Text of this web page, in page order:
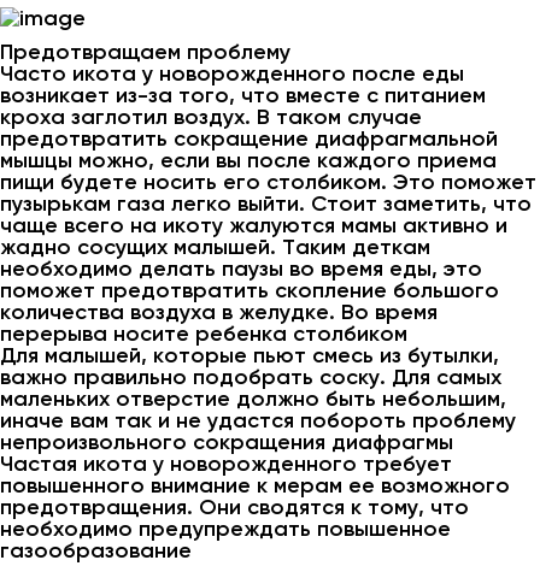
Предотвращаем проблему
Часто икота у новорожденного после еды
возникает из-за того, что вместе с питанием
кроха заглотил воздух. В таком случае
предотвратить сокращение диафрагмальной
мышцы можно, если вы после каждого приема
пищи будете носить его столбиком. Это поможет
пузырькам газа легко выйти. Стоит заметить, что
чаще всего на икоту жалуются мамы активно и
жадно сосущих малышей. Таким деткам
необходимо делать паузы во время еды, это
поможет предотвратить скопление большого
количества воздуха в желудке. Во время
перерыва носите ребенка столбиком
Для малышей, которые пьют смесь из бутылки,
важно правильно подобрать соску. Для самых
маленьких отверстие должно быть небольшим,
иначе вам так и не удастся побороть проблему
непроизвольного сокращения диафрагмы
Частая икота у новорожденного требует
повышенного внимание к мерам ее возможного
предотвращения. Они сводятся к тому, что
необходимо предупреждать повышенное
газообразование